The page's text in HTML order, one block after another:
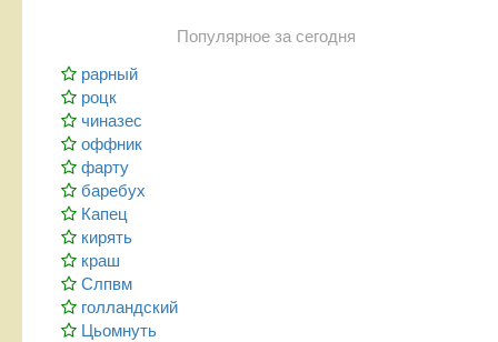
Популярное за сегодня
рарный
роцк
чиназес
оффник
фарту
баребух
Капец
кирять
краш
Слпвм
голландский
Цьомнуть